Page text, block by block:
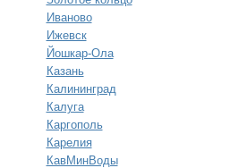
Иваново
Ижевск
Йошкар-Ола
Казань
Калининград
Калуга
Каргополь
Карелия
КавМинВоды